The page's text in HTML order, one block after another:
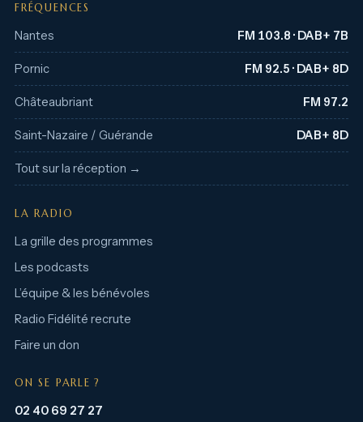
FRÉQUENCES
Nantes FM 103.8 · DAB+ 7B
Pornic FM 92.5 · DAB+ 8D
Châteaubriant FM 97.2
Saint-Nazaire / Guérande DAB+ 8D
Tout sur la réception →
LA RADIO
La grille des programmes
Les podcasts
L’équipe & les bénévoles
Radio Fidélité recrute
Faire un don
ON SE PARLE ?
02 40 69 27 27